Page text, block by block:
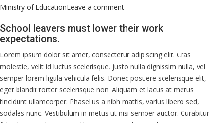
on
Ministry of EducationLeave a commenton
leavers
unprepared
for
demands
of
work’.
School leavers must lower their work
expectations.
Lorem ipsum dolor sit amet, consectetur adipiscing elit. Cras
molestie, velit id luctus scelerisque, justo nulla dignissim nulla, vel
semper lorem ligula vehicula felis. Donec posuere scelerisque elit,
eget blandit tortor scelerisque non. Aliquam et lacus at metus
tincidunt ullamcorper. Phasellus a nibh mattis, varius libero sed,
sodales nunc. Vestibulum in metus ut nisi semper auctor. Curabitur